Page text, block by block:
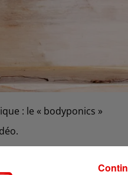
: le « bodyponics »
pousser ses propres